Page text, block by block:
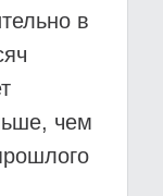
в
чем